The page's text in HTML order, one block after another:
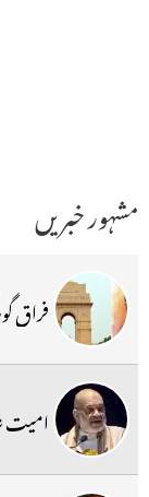
مشہور خبریں
فراق
امیت شاہ